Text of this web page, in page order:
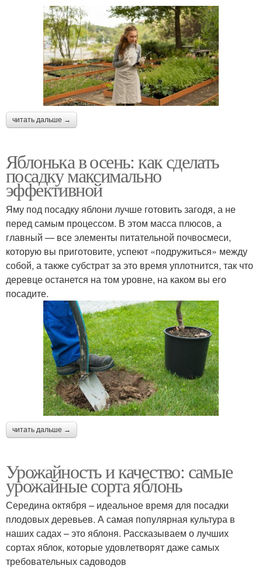
читать дальше →
Яблонька в осень: как сделать
посадку максимально
эффективной
Яму под посадку яблони лучше готовить загодя, а не
перед самым процессом. В этом масса плюсов, а
главный — все элементы питательной почвосмеси,
которую вы приготовите, успеют «подружиться» между
собой, а также субстрат за это время уплотнится, так что
деревце останется на том уровне, на каком вы его
посадите.
читать дальше →
Урожайность и качество: самые
урожайные сорта яблонь
Середина октября – идеальное время для посадки
плодовых деревьев. А самая популярная культура в
наших садах – это яблоня. Рассказываем о лучших
сортах яблок, которые удовлетворят даже самых
требовательных садоводов